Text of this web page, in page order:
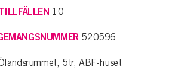
10
520596
5tr, ABF-huset